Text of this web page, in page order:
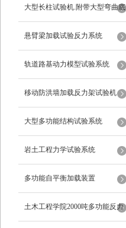
大型长柱试验机.附带大型弯曲底
座
悬臂梁加载试验反力系统
轨道路基动力模型试验系统
移动防洪墙加载反力架试验机
大型多功能结构试验系统
岩土工程力学试验系统
多功能自平衡加载装置
土木工程学院2000吨多功能反力